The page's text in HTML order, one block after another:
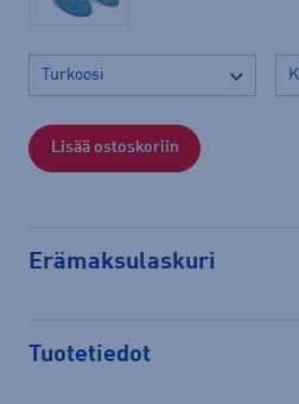
Lisää ostoskoriin
Erämaksulaskuri
Tuotetiedot